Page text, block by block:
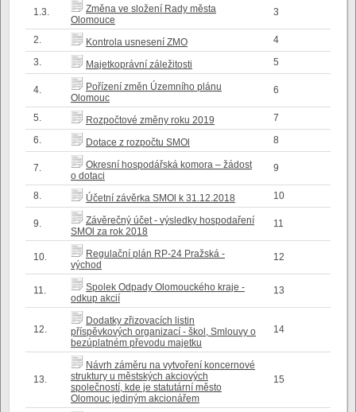
1.3.
Změna ve složení Rady města
Olomouce
3
2. Kontrola usnesení ZMO
4
3.
Majetkoprávní záležitosti 5
4.
Pořízení změn Územního plánu
Olomouc
6
5. Rozpočtové změny roku 2019
7
6.
Dotace z rozpočtu SMOl 8
7.
Okresní hospodářská komora – žádost
o dotaci
9
8. Účetní závěrka SMOl k 31.12.2018 10
9.
Závěrečný účet - výsledky hospodaření
SMOl za rok 2018
11
10.
Regulační plán RP-24 Pražská -
východ
12
11.
Spolek Odpady Olomouckého kraje -
odkup akcií
13
12.
Dodatky zřizovacích listin
příspěvkových organizací - škol, Smlouvy o
bezúplatném převodu majetku
14
13.
Návrh záměru na vytvoření koncernové
struktury u městských akciových
společností, kde je statutární město
Olomouc jediným akcionářem
15